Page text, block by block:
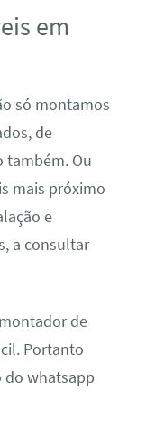
em
só montamos
de
também. Ou
mais próximo
e
a consultar
de
Portanto
do whatsapp